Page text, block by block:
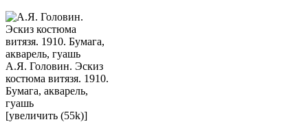
А.Я. Головин. Эскиз
костюма витязя. 1910.
Бумага, акварель,
гуашь
[увеличить (55k)]